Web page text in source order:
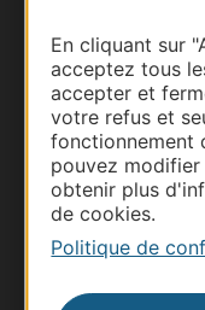
En cliquant sur
acceptez tous
accepter et
votre refus et
fonctionnement
pouvez
obtenir plus
de cookies.
Politique de
Thermalisme
Business/Mice
Pros
Site presse et